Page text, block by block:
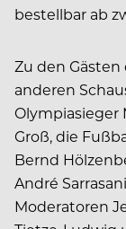
bestellbar ab
Zu den
anderen
Olympiasieger
Groß, die
Bernd
André
Moderatoren